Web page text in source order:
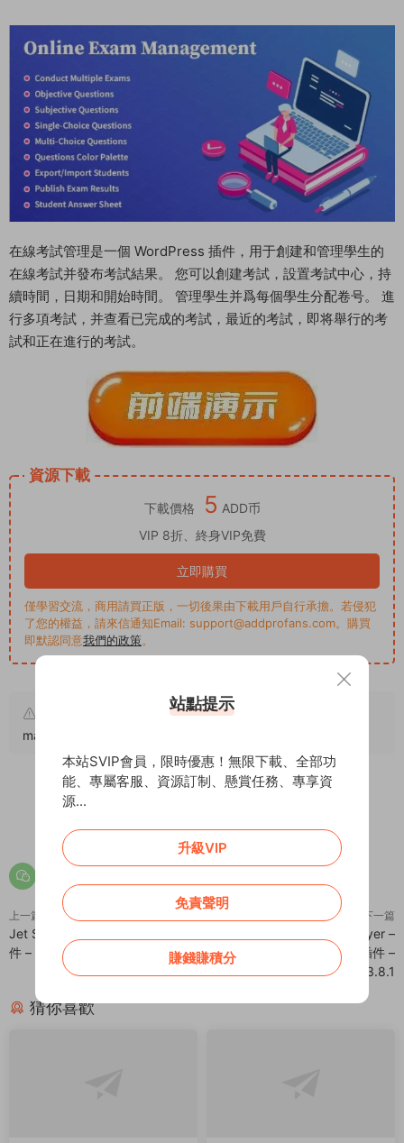
在線考試管理是一個 WordPress 插件，用于創建和管理學生的
在線考試并發布考試結果。 您可以創建考試，設置考試中心，持
續時間，日期和開始時間。 管理學生并爲每個學生分配卷号。 進
行多項考試，并查看已完成的考試，最近的考試，即将舉行的考
試和正在進行的考試。
資源下載
下載價格 5 ADD币
VIP 8折、終身VIP免費
立即購買
僅學習交流，商用請買正版，一切後果由下載用戶自行承擔。若侵犯
了您的權益，請來信通知Email: support@addprofans.com。購買
即默認同意我們的政策。
https://addprofans.com/online-exam-
management/
上一篇
Jet Smart Filters 智能篩選搜索插
件 – v3.0.0
下一篇
Universal Video Player –
WordPress視頻播放器插件 –
v3.8.1
猜你喜歡
站點提示
本站SVIP會員，限時優惠！無限下載、全部功
能、專屬客服、資源訂制、懸賞任務、專享資
源...
升級VIP
免責聲明
賺錢賺積分